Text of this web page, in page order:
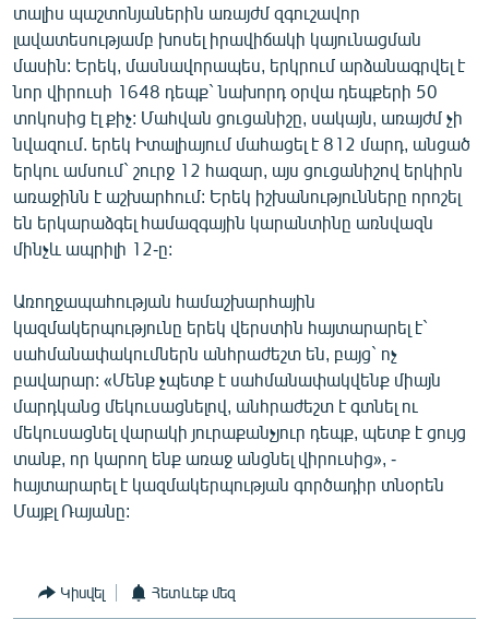
Русский
ՀԵՏԵՎԵՔ ՄԵԶ
«Ազատության» բոլոր կայքերը
տալիս պաշտոնյաներին առայժմ զգուշավոր
լավատեսությամբ խոսել իրավիճակի կայունացման
մասին: Երեկ, մասնավորապես, երկրում արձանագրվել է
նոր վիրուսի 1648 դեպք` նախորդ օրվա դեպքերի 50
տոկոսից էլ քիչ: Մահվան ցուցանիշը, սակայն, առայժմ չի
նվազում. երեկ Իտալիայում մահացել է 812 մարդ, անցած
երկու ամսում` շուրջ 12 հազար, այս ցուցանիշով երկիրն
առաջինն է աշխարհում: Երեկ իշխանությունները որոշել
են երկարաձգել համազգային կարանտինը առնվազն
մինչև ապրիլի 12-ը:
Առողջապահության համաշխարհային
կազմակերպությունը երեկ վերստին հայտարարել է`
սահմանափակումներն անհրաժեշտ են, բայց` ոչ
բավարար: «Մենք չպետք է սահմանափակվենք միայն
մարդկանց մեկուսացնելով, անհրաժեշտ է գտնել ու
մեկուսացնել վարակի յուրաքանչյուր դեպք, պետք է ցույց
տանք, որ կարող ենք առաջ անցնել վիրուսից», -
հայտարարել է կազմակերպության գործադիր տնօրեն
Մայքլ Ռայանը:
Կիսվել Հետևեք մեզ